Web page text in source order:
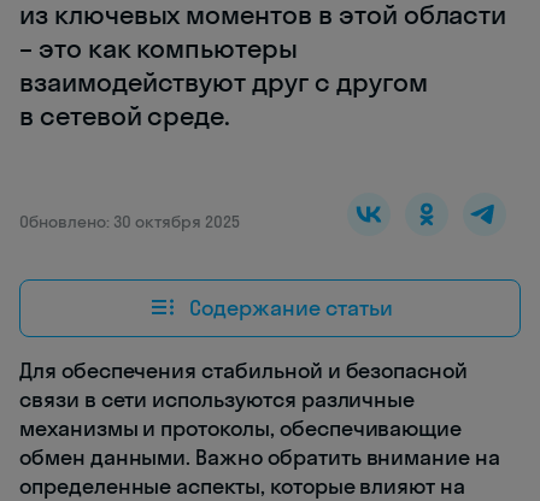
из ключевых моментов в этой области
– это как компьютеры
взаимодействуют друг с другом
в сетевой среде.
Обновлено: 30 октября 2025
Содержание статьи
Для обеспечения стабильной и безопасной
связи в сети используются различные
механизмы и протоколы, обеспечивающие
обмен данными. Важно обратить внимание на
определенные аспекты, которые влияют на